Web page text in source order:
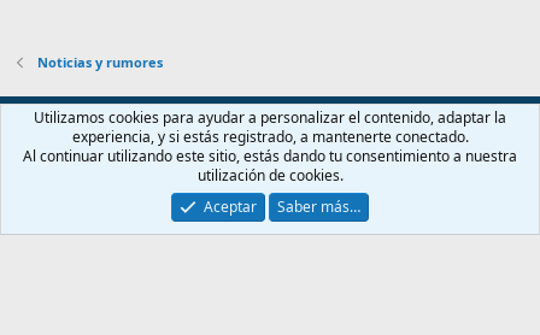
Noticias y rumores
Español (ES)
Contáctanos
Términos y reglas Política de privacidad
Ayuda
Community platform by XenForo® © 2010-2026 XenForo Ltd.
Utilizamos cookies para ayudar a personalizar el contenido, adaptar la
experiencia, y si estás registrado, a mantenerte conectado.
Al continuar utilizando este sitio, estás dando tu consentimiento a nuestra
utilización de cookies.
Aceptar
Saber más…